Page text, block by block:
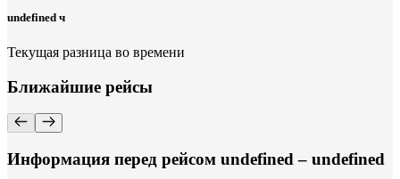
undefined ч
Текущая разница во времени
Ближайшие рейсы
Информация перед рейсом undefined – undefined